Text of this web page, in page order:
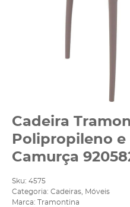
Cadeira
Polipropileno
Camurça
Sku: 4575
Categoria: Cadeiras
Móveis
Marca:
Tramontina